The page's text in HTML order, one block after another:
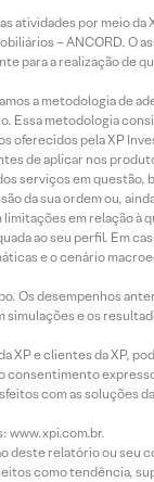
atividades por meio da
– ANCORD. O
para a realização de
a metodologia de
Essa metodologia
oferecidos pela XP
de aplicar nos
serviços em questão,
da sua ordem ou,
em relação à
ao seu perfil. Em
e o cenário
Os desempenhos
e os
e clientes da XP,
consentimento
com as soluções
www.xpi.com.br.
deste relatório ou seu
como tendência,